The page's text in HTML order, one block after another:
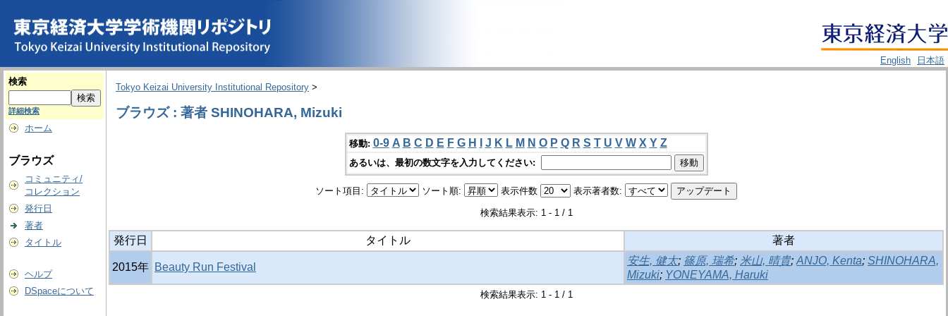
English
日本語
検索
詳細検索
ホーム
ブラウズ
コミュニティ/
コレクション
発行日
著者
タイトル
ヘルプ
DSpaceについて
Tokyo Keizai University Institutional Repository >
ブラウズ : 著者 SHINOHARA, Mizuki
移動: 0-9 A B C D E F G H J K L M N O P Q R S T U V W X Y Z
あるいは、最初の数文字を入力してください:
ソート項目: ソート順: 表示件数 表示著者数:
検索結果表示: 1 - 1 / 1
発行日 タイトル 著者
2015年 Beauty Run Festival
安生, 健太; 篠原, 瑞希; 米山, 晴貴; ANJO, Kenta; SHINOHARA,
Mizuki; YONEYAMA, Haruki
検索結果表示: 1 - 1 / 1